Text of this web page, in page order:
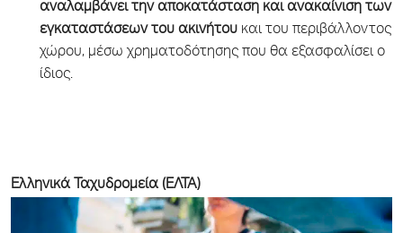
αναλαμβάνει την αποκατάσταση και ανακαίνιση των
εγκαταστάσεων του ακινήτου και του περιβάλλοντος
χώρου, μέσω χρηματοδότησης που θα εξασφαλίσει ο
ίδιος.
Ελληνικά Ταχυδρομεία (ΕΛΤΑ)